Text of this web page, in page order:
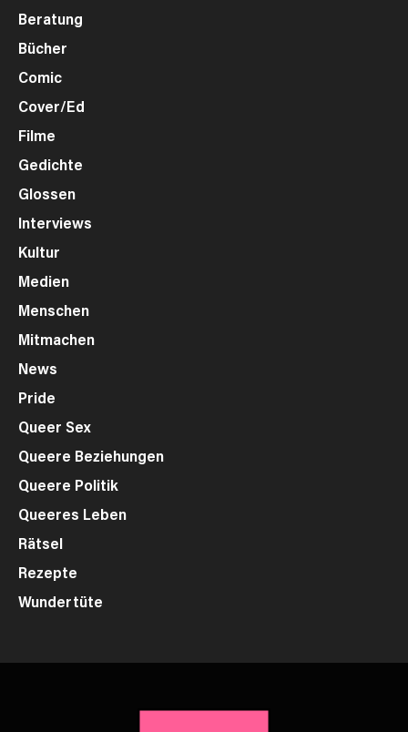
Beratung
Bücher
Comic
Cover/Ed
Filme
Gedichte
Glossen
Interviews
Kultur
Medien
Menschen
Mitmachen
News
Pride
Queer Sex
Queere Beziehungen
Queere Politik
Queeres Leben
Rätsel
Rezepte
Wundertüte